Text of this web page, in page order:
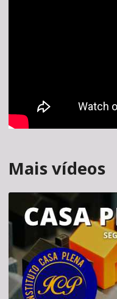
Mais vídeos